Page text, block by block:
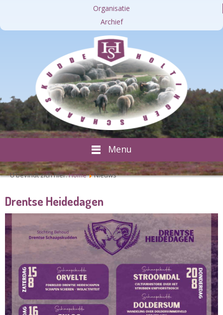
Organisatie
Archief
Menu
U bevindt zich hier:Home Nieuws
Drentse Heidedagen